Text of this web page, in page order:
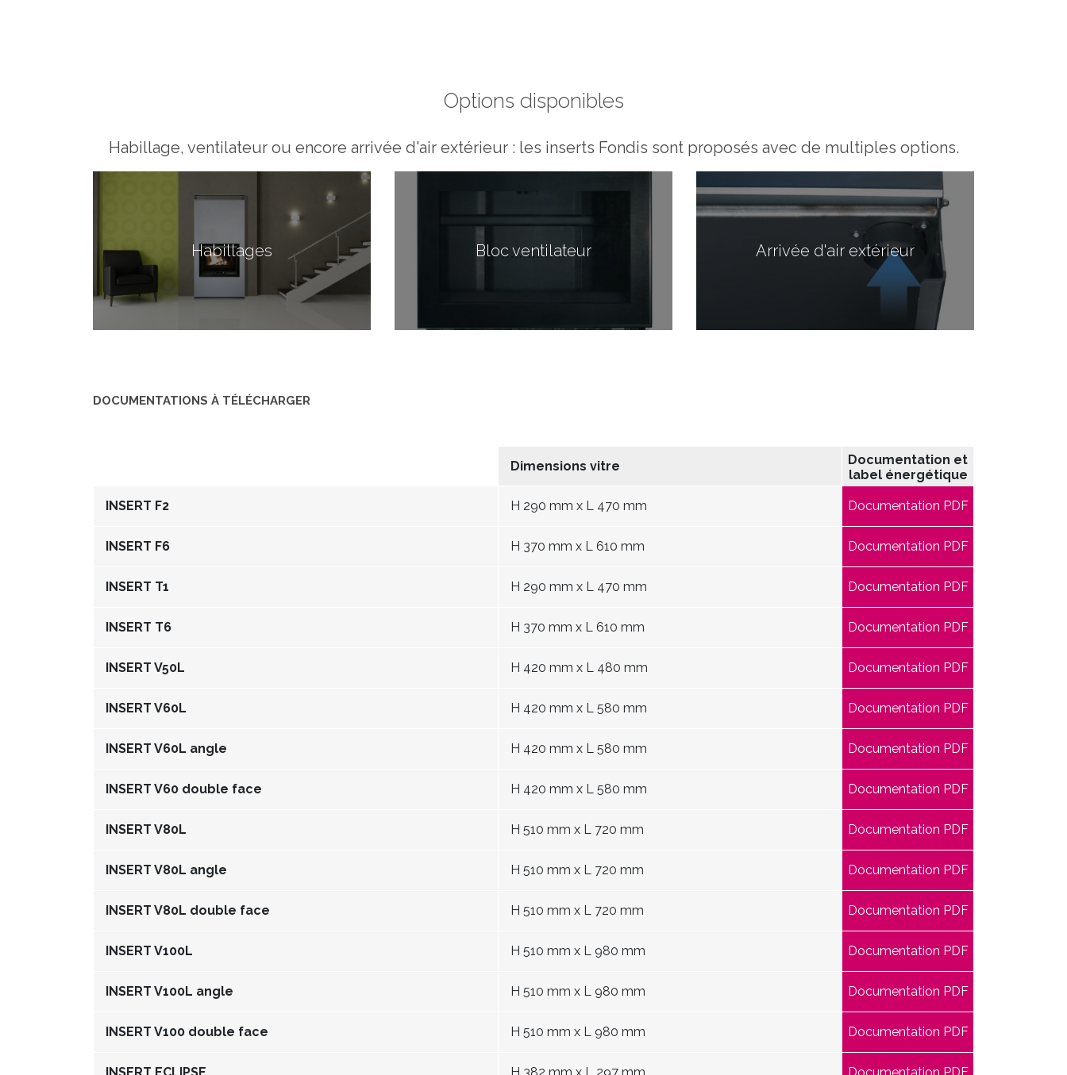
Options disponibles
Habillage, ventilateur ou encore arrivée d'air extérieur : les inserts Fondis sont proposés avec de multiples options.
Habillages Bloc ventilateur Arrivée d'air extérieur
DOCUMENTATIONS À TÉLÉCHARGER
Dimensions vitre
Documentation et
label énergétique
INSERT F2 H 290 mm x L 470 mm Documentation PDF
INSERT F6 H 370 mm x L 610 mm Documentation PDF
INSERT T1 H 290 mm x L 470 mm Documentation PDF
INSERT T6 H 370 mm x L 610 mm Documentation PDF
INSERT V50L H 420 mm x L 480 mm Documentation PDF
INSERT V60L H 420 mm x L 580 mm Documentation PDF
INSERT V60L angle H 420 mm x L 580 mm Documentation PDF
INSERT V60 double face H 420 mm x L 580 mm Documentation PDF
INSERT V80L H 510 mm x L 720 mm Documentation PDF
INSERT V80L angle H 510 mm x L 720 mm Documentation PDF
INSERT V80L double face H 510 mm x L 720 mm Documentation PDF
INSERT V100L H 510 mm x L 980 mm Documentation PDF
INSERT V100L angle H 510 mm x L 980 mm Documentation PDF
INSERT V100 double face H 510 mm x L 980 mm Documentation PDF